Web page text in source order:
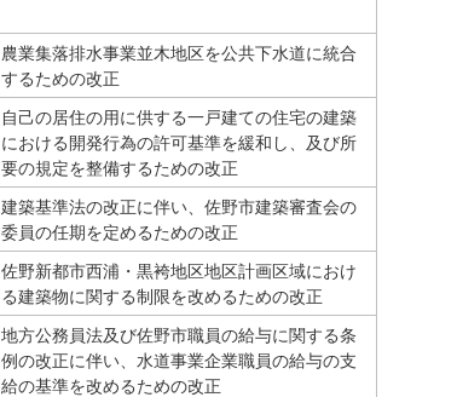
農業集落排水事業並木地区を公共下水道に統合
するための改正
自己の居住の用に供する一戸建ての住宅の建築
における開発行為の許可基準を緩和し、及び所
要の規定を整備するための改正
建築基準法の改正に伴い、佐野市建築審査会の
委員の任期を定めるための改正
佐野新都市西浦・黒袴地区地区計画区域におけ
る建築物に関する制限を改めるための改正
地方公務員法及び佐野市職員の給与に関する条
例の改正に伴い、水道事業企業職員の給与の支
給の基準を改めるための改正